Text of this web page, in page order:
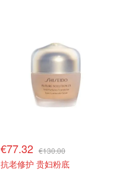
€77.32 €130.00
抗老修护 贵妇粉底